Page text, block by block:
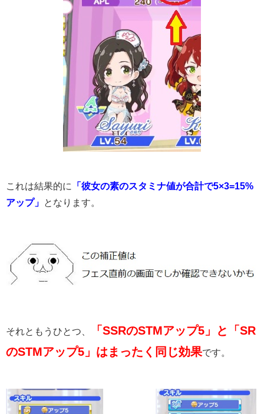
これは結果的に
「彼女の素のスタミナ値が合計で5×3=15%
アップ」 となります。
それともうひとつ、
「SSRのSTMアップ5」と「SR
のSTMアップ5」はまったく同じ効果です。